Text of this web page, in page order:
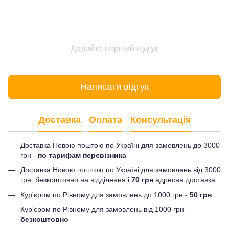
Додайте перший відгук
Написати відгук
Доставка Оплата Консультація
Доставка Новою поштою по Україні для замовлень до 3000
грн - по тарифам перевізника
Доставка Новою поштою по Україні для замовлень від 3000
грн: безкоштовно на відділення і 70 грн адресна доставка
Кур'єром по Рівному для замовлень до 1000 грн - 50 грн
Кур'єром по Рівному для замовлень від 1000 грн -
безкоштовно